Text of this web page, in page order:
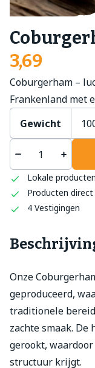
3,69
Coburgerham –
Frankenland met
Gewicht
Lokale producten
Producten
4 Vestigingen
Onze
geproduceerd,
traditionele
zachte smaak.
gerookt,
structuur krijgt.